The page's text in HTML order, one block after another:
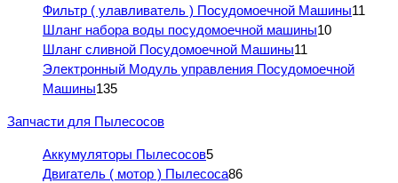
Фильтр ( улавливатель ) Посудомоечной Машины11
Шланг набора воды посудомоечной машины10
Шланг сливной Посудомоечной Машины11
Электронный Модуль управления Посудомоечной
Машины135
Запчасти для Пылесосов
Аккумуляторы Пылесосов5
Двигатель ( мотор ) Пылесоса86